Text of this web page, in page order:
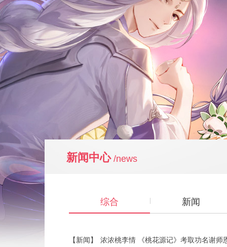
新闻中心 /news
综合 新闻
【新闻】 浓浓桃李情 《桃花源记》考取功名谢师